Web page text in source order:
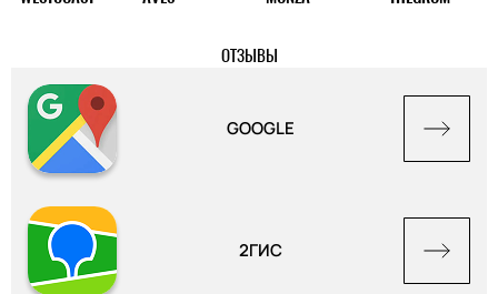
ОТЗЫВЫ
GOOGLE
2ГИС